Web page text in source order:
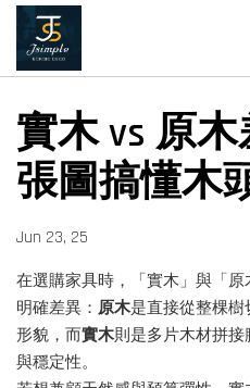
實木 vs 原
張圖搞懂木
Jun 23, 25
在選購家具時，「實木」與「
明確差異： 原木是直接從整棵
形貌，而實木則是多片木材拼
與穩定性。